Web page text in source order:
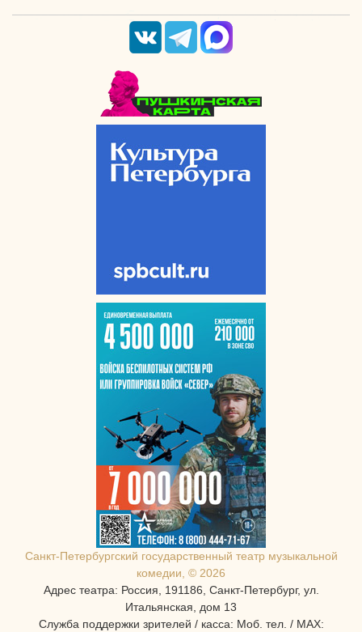
Санкт-Петербургcкий государственный театр музыкальной
комедии, © 2026
Адрес театра: Россия, 191186, Санкт-Петербург, ул.
Итальянская, дом 13
Служба поддержки зрителей / касса: Моб. тел. / MAX: